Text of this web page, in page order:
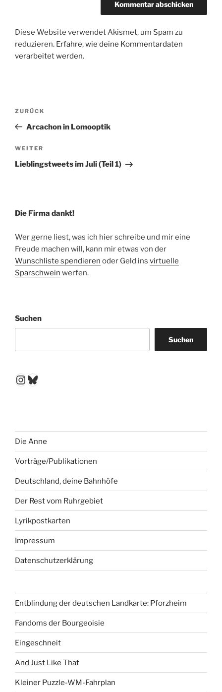
Diese Website verwendet Akismet, um Spam zu
reduzieren. Erfahre, wie deine Kommentardaten
verarbeitet werden.
Beitragsnavigation
Vorheriger
Beitrag
ZURÜCK
Arcachon in Lomooptik
Nächster
Beitrag
WEITER
Lieblingstweets im Juli (Teil 1)
Die Firma dankt!
Wer gerne liest, was ich hier schreibe und mir eine
Freude machen will, kann mir etwas von der
Wunschliste spendieren oder Geld ins virtuelle
Sparschwein werfen.
Suchen
Suchen
Instagram
Bluesky
Die Anne
Vorträge/Publikationen
Deutschland, deine Bahnhöfe
Der Rest vom Ruhrgebiet
Lyrikpostkarten
Impressum
Datenschutzerklärung
Entblindung der deutschen Landkarte: Pforzheim
Fandoms der Bourgeoisie
Eingeschneit
And Just Like That
Kleiner Puzzle-WM-Fahrplan